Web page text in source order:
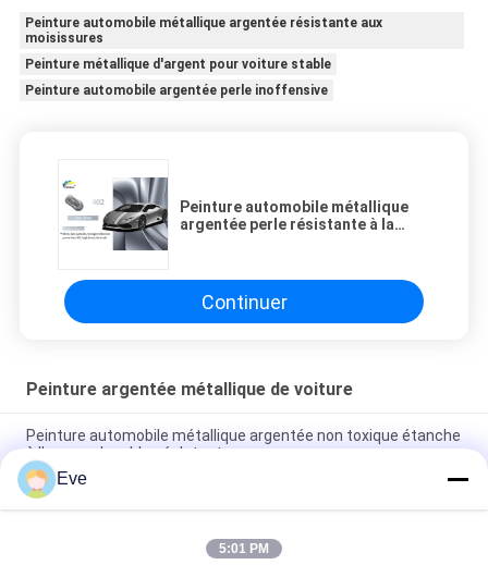
Peinture automobile métallique argentée résistante aux
moisissures
Peinture métallique d'argent pour voiture stable
Peinture automobile argentée perle inoffensive
Peinture automobile métallique
argentée perle résistante à la
Continuer
Peinture argentée métallique de voiture
Peinture automobile métallique argentée non toxique étanche
à l'eau couleur bleu éclatant
Peinture de voiture rouge orange résistante à la chaleur et
inodore Peinture à pulvérisation métallique pour voiture
Peinture métallique argentée pour voiture imperméable à
Eve
5:01 PM